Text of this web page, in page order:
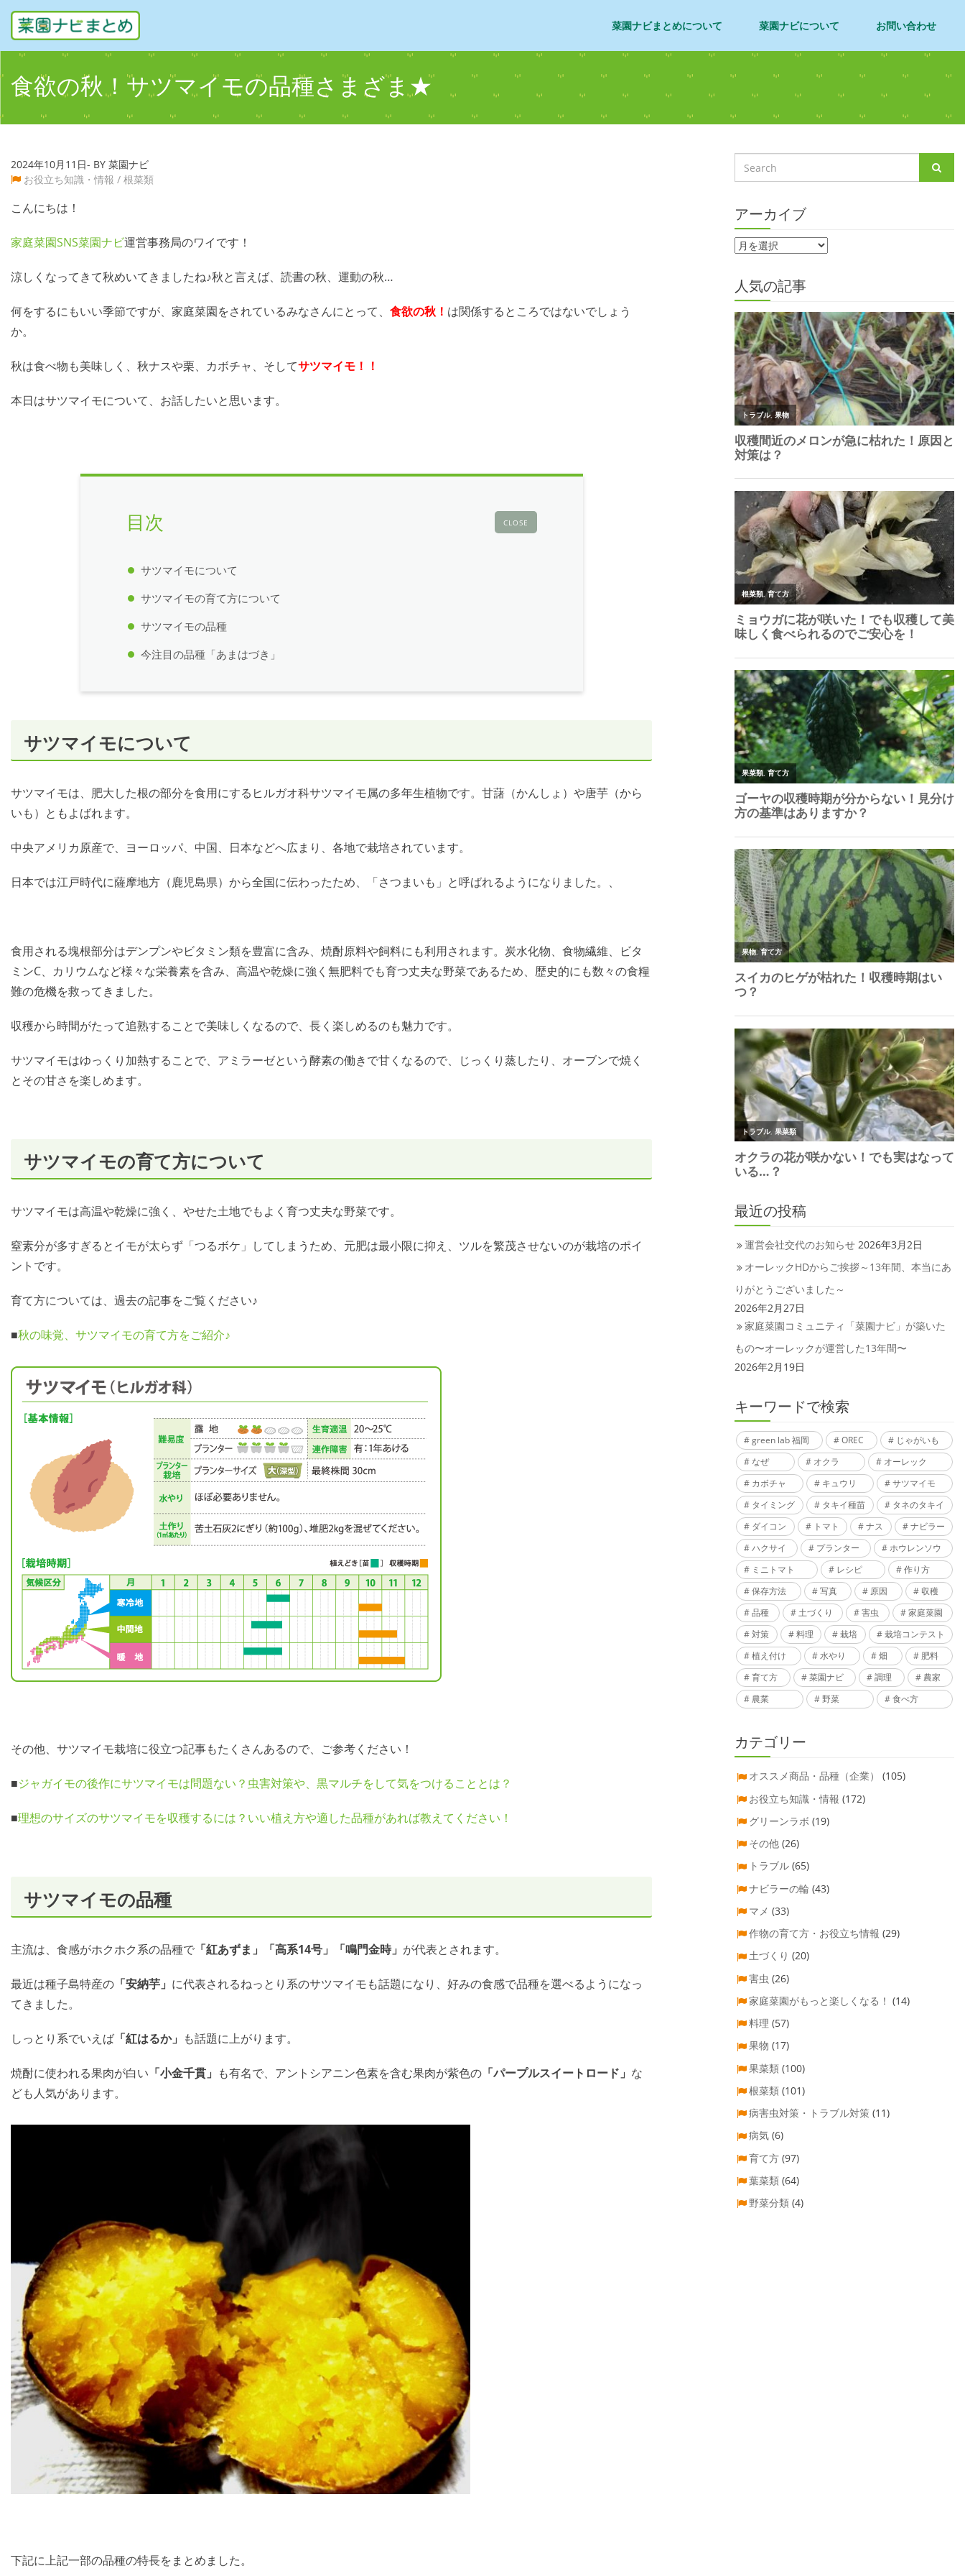
菜園ナビまとめについて 菜園ナビについて お問い合わせ
食欲の秋！サツマイモの品種さまざま★
2024年10月11日- BY 菜園ナビ
お役立ち知識・情報 / 根菜類
こんにちは！
家庭菜園SNS菜園ナビ運営事務局のワイです！
涼しくなってきて秋めいてきましたね♪秋と言えば、読書の秋、運動の秋…
何をするにもいい季節ですが、家庭菜園をされているみなさんにとって、 食欲の秋！ は関係するところではないでしょう
か。
秋は食べ物も美味しく、秋ナスや栗、カボチャ、そしてサツマイモ！！
本日はサツマイモについて、お話したいと思います。
CLOSE
目次
サツマイモについて
サツマイモの育て方について
サツマイモの品種
今注目の品種「あまはづき」
サツマイモについて
サツマイモは、肥大した根の部分を食用にするヒルガオ科サツマイモ属の多年生植物です。甘藷（かんしょ）や唐芋（から
いも）ともよばれます。
中央アメリカ原産で、ヨーロッパ、中国、日本などへ広まり、各地で栽培されています。
日本では江戸時代に薩摩地方（鹿児島県）から全国に伝わったため、「さつまいも」と呼ばれるようになりました。、
食用される塊根部分はデンプンやビタミン類を豊富に含み、焼酎原料や飼料にも利用されます。炭水化物、食物繊維、ビタ
ミンC、カリウムなど様々な栄養素を含み、高温や乾燥に強く無肥料でも育つ丈夫な野菜であるため、歴史的にも数々の食糧
難の危機を救ってきました。
収穫から時間がたって追熟することで美味しくなるので、長く楽しめるのも魅力です。
サツマイモはゆっくり加熱することで、アミラーゼという酵素の働きで甘くなるので、じっくり蒸したり、オーブンで焼く
とその甘さを楽しめます。
サツマイモの育て方について
サツマイモは高温や乾燥に強く、やせた土地でもよく育つ丈夫な野菜です。
窒素分が多すぎるとイモが太らず「つるボケ」してしまうため、元肥は最小限に抑え、ツルを繁茂させないのが栽培のポイ
ントです。
育て方については、過去の記事をご覧ください♪
■秋の味覚、サツマイモの育て方をご紹介♪
その他、サツマイモ栽培に役立つ記事もたくさんあるので、ご参考ください！
■ジャガイモの後作にサツマイモは問題ない？虫害対策や、黒マルチをして気をつけることとは？
■理想のサイズのサツマイモを収穫するには？いい植え方や適した品種があれば教えてください！
サツマイモの品種
主流は、食感がホクホク系の品種で 「紅あずま」「高系14号」「鳴門金時」 が代表とされます。
最近は種子島特産の 「安納芋」 に代表されるねっとり系のサツマイモも話題になり、好みの食感で品種を選べるようになっ
てきました。
しっとり系でいえば 「紅はるか」 も話題に上がります。
焼酎に使われる果肉が白い 「小金千貫」 も有名で、アントシアニン色素を含む果肉が紫色の 「パープルスイートロード」 な
ども人気があります。
下記に上記一部の品種の特長をまとめました。
アーカイブ
人気の記事
最近の投稿
運営会社交代のお知らせ 2026年3月2日
オーレックHDからご挨拶～13年間、本当にあ
りがとうございました～
2026年2月27日
家庭菜園コミュニティ「菜園ナビ」が築いた
もの〜オーレックが運営した13年間〜
2026年2月19日
キーワードで検索
green lab 福岡 OREC
じゃがいも
なぜ
オクラ
オーレック
カボチャ
キュウリ
サツマイモ
タイミング
タキイ種苗
タネのタキイ
ダイコン
トマト ナス
ナビラー
ハクサイ
プランター
ホウレンソウ
ミニトマト
レシピ
作り方
保存方法
写真 原因
収穫
品種
土づくり 害虫
家庭菜園
対策
料理 栽培
栽培コンテスト
植え付け
水やり 畑
肥料
育て方
菜園ナビ 調理
農家
農業
野菜 食べ方
カテゴリー
オススメ商品・品種（企業）
(105)
お役立ち知識・情報 (172)
グリーンラボ (19)
その他 (26)
トラブル (65)
ナビラーの輪 (43)
マメ (33)
作物の育て方・お役立ち情報 (29)
土づくり (20)
害虫 (26)
家庭菜園がもっと楽しくなる！ (14)
料理 (57)
果物 (17)
果菜類 (100)
根菜類 (101)
病害虫対策・トラブル対策 (11)
病気 (6)
育て方 (97)
葉菜類 (64)
野菜分類 (4)